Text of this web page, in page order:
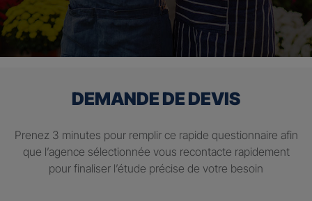
DEMANDE DE DEVIS
Prenez 3 minutes pour remplir ce rapide questionnaire afin
que l’agence sélectionnée vous recontacte rapidement
pour finaliser l’étude précise de votre besoin